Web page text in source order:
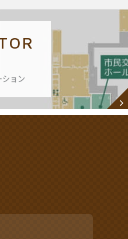
ション